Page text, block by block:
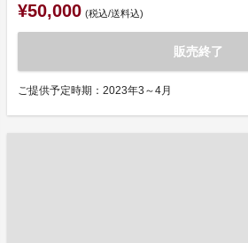
¥50,000 (税込/送料込)
販売終了
ご提供予定時期：2023年3～4月